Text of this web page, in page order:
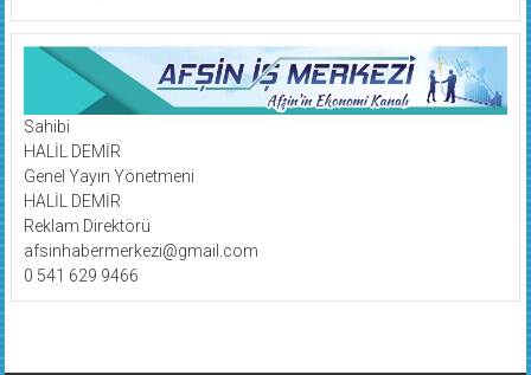
Sahibi
HALİL DEMİR
Genel Yayın Yönetmeni
HALİL DEMİR
Reklam Direktörü
afsinhabermerkezi@gmail.com
0 541 629 9466